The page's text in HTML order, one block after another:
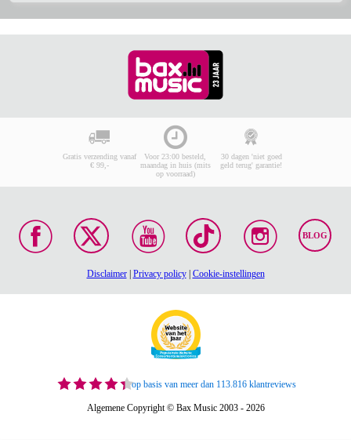
Gratis verzending vanaf
€ 99,-
Voor 23:00 besteld,
maandag in huis (mits
op voorraad)
30 dagen 'niet goed
geld terug' garantie!
BLOG
Disclaimer| Privacy policy| Cookie-instellingen
op basis van meer dan 113.816 klantreviews
Algemene Copyright © Bax Music 2003 - 2026